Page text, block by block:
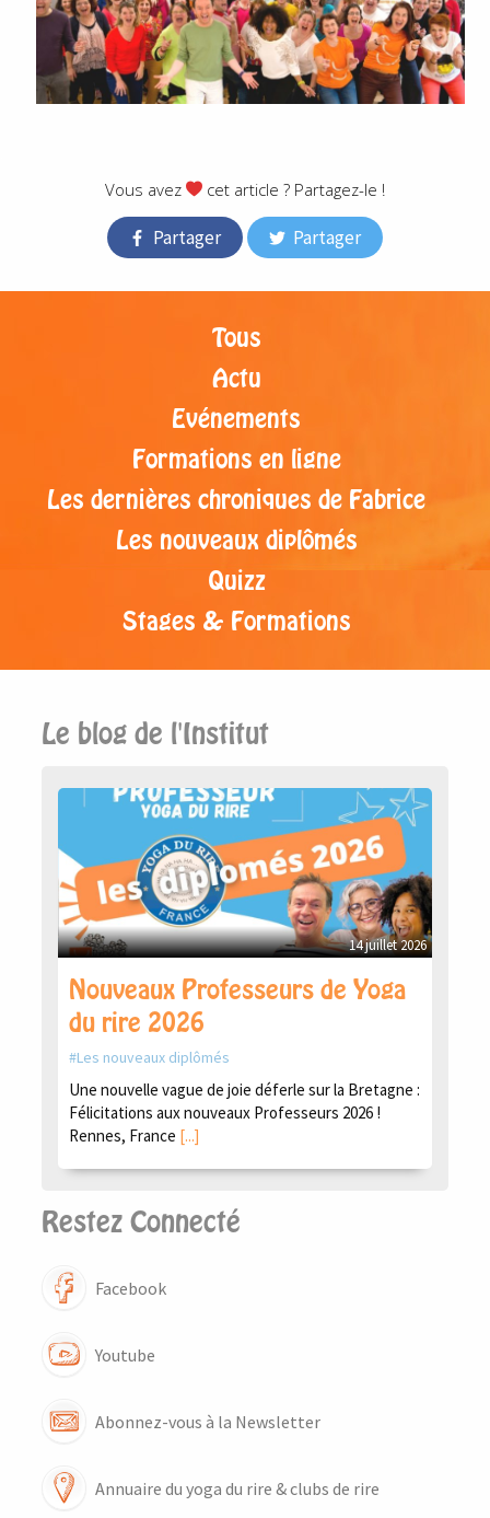
Vous avez
cet article ? Partagez-le !
Partager Partager
Tous
Actu
Evénements
Formations en ligne
Les dernières chroniques de Fabrice
Les nouveaux diplômés
Quizz
Stages & Formations
Le blog de l'Institut
14 juillet 2026
Nouveaux Professeurs de Yoga
du rire 2026
Les nouveaux diplômés
Une nouvelle vague de joie déferle sur la Bretagne :
Félicitations aux nouveaux Professeurs 2026 !
Rennes, France [...]
Restez Connecté
Facebook
Youtube
Abonnez-vous à la Newsletter
Annuaire du yoga du rire & clubs de rire